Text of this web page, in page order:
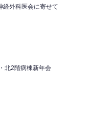
経外科医会に寄せて
北2階病棟新年会